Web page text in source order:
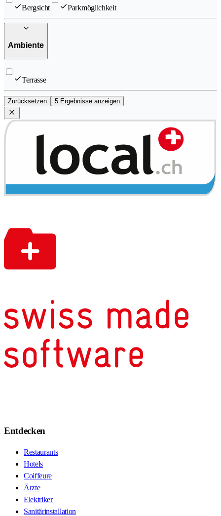
Bergsicht Parkmöglichkeit
Ambiente
Terrasse
Zurücksetzen 5 Ergebnisse anzeigen
Entdecken
Restaurants
Hotels
Coiffeure
Ärzte
Elektriker
Sanitärinstallation